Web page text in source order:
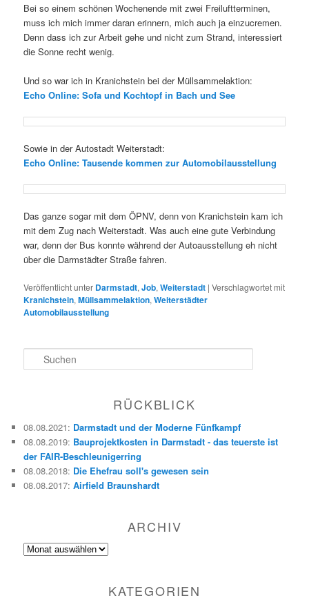
Bei so einem schönen Wochenende mit zwei Freiluftterminen,
muss ich mich immer daran erinnern, mich auch ja einzucremen.
Denn dass ich zur Arbeit gehe und nicht zum Strand, interessiert
die Sonne recht wenig.
Und so war ich in Kranichstein bei der Müllsammelaktion:
Echo Online: Sofa und Kochtopf in Bach und See
Sowie in der Autostadt Weiterstadt:
Echo Online: Tausende kommen zur Automobilausstellung
Das ganze sogar mit dem ÖPNV, denn von Kranichstein kam ich
mit dem Zug nach Weiterstadt. Was auch eine gute Verbindung
war, denn der Bus konnte während der Autoausstellung eh nicht
über die Darmstädter Straße fahren.
Veröffentlicht unter Darmstadt,Job,Weiterstadt |Verschlagwortet mit
Kranichstein,Müllsammelaktion,Weiterstädter
Automobilausstellung
u
RÜCKBLICK
08.08.2021: Darmstadt und der Moderne Fünfkampf
08.08.2019: Bauprojektkosten in Darmstadt - das teuerste ist
der FAIR-Beschleunigerring
08.08.2018: Die Ehefrau soll's gewesen sein
08.08.2017:Airfield Braunshardt
ARCHIV
Archiv
KATEGORIEN